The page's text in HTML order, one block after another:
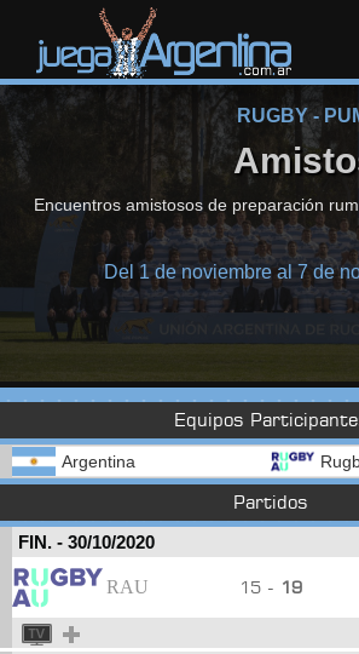
RUGBY -
Encuentros amistosos de preparación
Del 1 de noviembre al 7 de
Equipos
Argentina
Partidos
FIN. - 30/10/2020
RAU 15 - 19